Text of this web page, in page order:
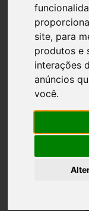
site, para
produtos e
interações
anúncios
você.